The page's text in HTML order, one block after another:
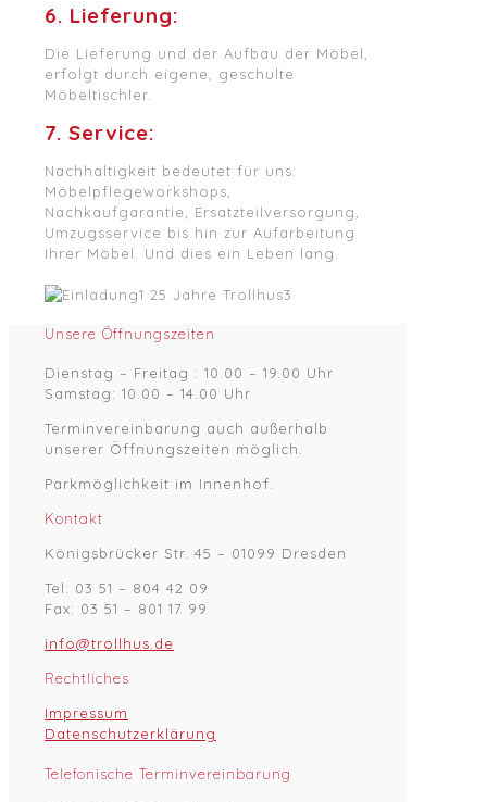
6. Lieferung:
Die Lieferung und der Aufbau der Möbel,
erfolgt durch eigene, geschulte
Möbeltischler.
7. Service:
Nachhaltigkeit bedeutet für uns:
Möbelpflegeworkshops,
Nachkaufgarantie, Ersatzteilversorgung,
Umzugsservice bis hin zur Aufarbeitung
Ihrer Möbel. Und dies ein Leben lang.
Unsere Öffnungszeiten
Dienstag – Freitag : 10.00 – 19.00 Uhr
Samstag: 10.00 – 14.00 Uhr
Terminvereinbarung auch außerhalb
unserer Öffnungszeiten möglich.
Parkmöglichkeit im Innenhof.
Kontakt
Königsbrücker Str. 45 – 01099 Dresden
Tel: 03 51 – 804 42 09
Fax: 03 51 – 801 17 99
info@trollhus.de
Rechtliches
Impressum
Datenschutzerklärung
Telefonische Terminvereinbarung